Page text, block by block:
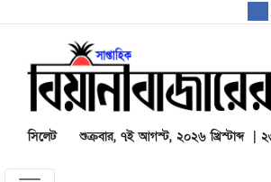
সিলেট শুক্রবার, ৭ই আগস্ট, ২০২৬ খ্রিস্টাব্দ |